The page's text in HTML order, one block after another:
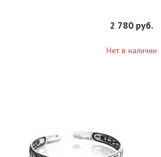
2 780 руб.
Нет в наличии